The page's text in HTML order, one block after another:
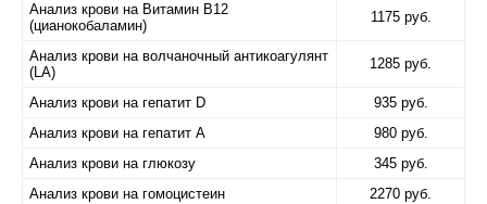
Анализ крови на Витамин B12
(цианокобаламин)
1175 руб.
Анализ крови на волчаночный антикоагулянт
(LA)
1285 руб.
Анализ крови на гепатит D
935 руб.
Анализ крови на гепатит А
980 руб.
Анализ крови на глюкозу
345 руб.
Анализ крови на гомоцистеин
2270 руб.